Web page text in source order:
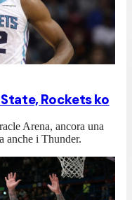
Rockets ko
Arena, ancora una
anche i Thunder.